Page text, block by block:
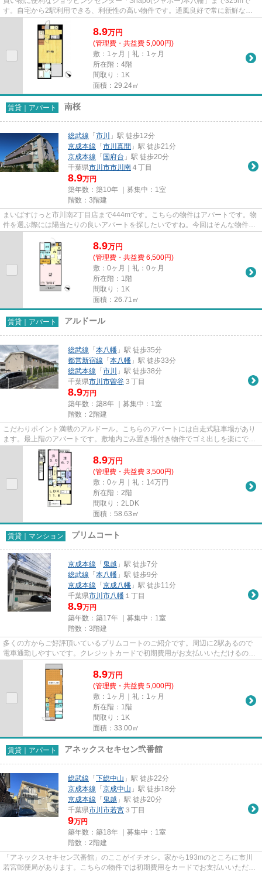
す。自宅から2駅利用できる、利便性の高い物件です。通風良好で常に新鮮な空
気を送り込む物件をご案内します...
8.9万円
(管理費・共益費 5,000円)
敷：1ヶ月｜礼：1ヶ月
所在階：4階
間取り：1K
面積：29.24㎡
賃貸｜アパート 南桜
総武線 「 市川
」駅 徒歩12分
京成本線 「 市川真間 」駅 徒歩21分
京成本線 「 国府台 」駅 徒歩20分
千葉県市川市市川南 ４丁目
8.9万円
築年数：築10年 ｜募集中： 1室
階数：3階建
まいばすけっと市川南2丁目店まで444mです。こちらの物件はアパートです。物
件を選ぶ際には陽当たりの良いアパートを探したいですね。今回はそんな物件を
8.9万円
(管理費・共益費 6,500円)
敷：0ヶ月｜礼：0ヶ月
所在階：1階
間取り：1K
面積：26.71㎡
賃貸｜アパート アルドール
総武線 「 本八幡 」駅 徒歩35分
都営新宿線 「 本八幡 」駅 徒歩33分
総武本線 「 市川
」駅 徒歩38分
千葉県市川市曽谷 ３丁目
8.9万円
築年数：築8年 ｜募集中： 1室
階数：2階建
こだわりポイント満載のアルドール。こちらのアパートには自走式駐車場があり
ます。最上階のアパートです。敷地内ごみ置き場付き物件でゴミ出しを楽にでき
ます。当社スタッフが地域の...
8.9万円
(管理費・共益費 3,500円)
敷：0ヶ月｜礼：14万円
所在階：2階
間取り：2LDK
面積：58.63㎡
賃貸｜マンション プリムコート
京成本線 「 鬼越 」駅 徒歩7分
総武線 「 本八幡 」駅 徒歩9分
京成本線 「 京成八幡 」駅 徒歩11分
千葉県市川市八幡 １丁目
8.9万円
築年数：築17年 ｜募集中： 1室
階数：3階建
多くの方からご好評頂いているプリムコートのご紹介です。周辺に2駅あるので
電車通勤しやすいです。クレジットカードで初期費用がお支払いいただけるの
で、決済の手間が軽減できます。...
8.9万円
(管理費・共益費 5,000円)
敷：1ヶ月｜礼：1ヶ月
所在階：1階
間取り：1K
面積：33.00㎡
賃貸｜アパート アネックスセキセン弐番館
総武線 「 下総中山 」駅 徒歩22分
京成本線 「 京成中山 」駅 徒歩18分
京成本線 「 鬼越 」駅 徒歩20分
千葉県市川市若宮 ３丁目
9万円
築年数：築18年 ｜募集中： 1室
階数：2階建
「アネックスセキセン弐番館」のここがイチオシ。家から193mのところに市川
若宮郵便局があります。こちらの物件では初期費用をカードでお支払いいただけ